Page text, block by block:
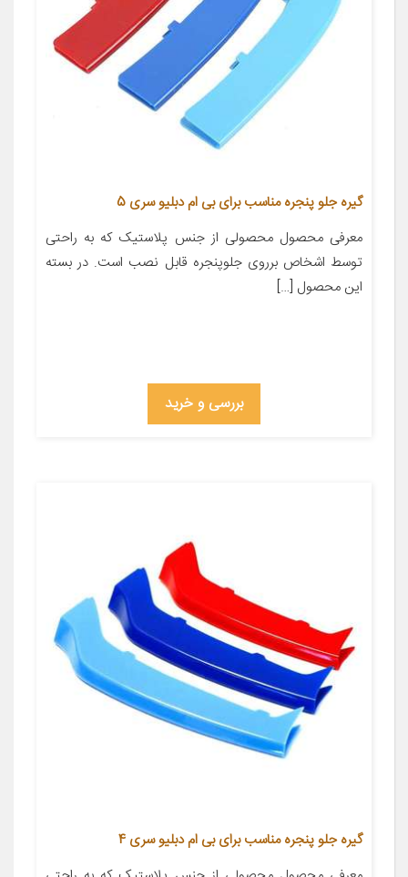
گیره جلو پنجره مناسب برای بی ام دبلیو سری 5
معرفی محصول محصولی از جنس پلاستیک که به راحتی
توسط اشخاص برروی جلوپنجره قابل نصب است. در بسته
این محصول […]
بررسی و خرید
گیره جلو پنجره مناسب برای بی ام دبلیو سری 4